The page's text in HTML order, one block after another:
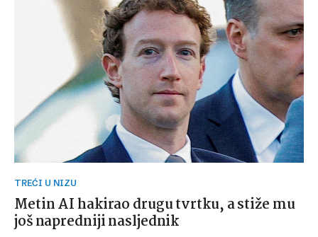
TREĆI U NIZU
Metin AI hakirao drugu tvrtku, a stiže mu
još napredniji nasljednik